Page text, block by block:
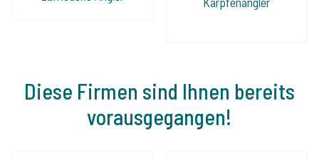
Diese Firmen sind Ihnen bereits
vorausgegangen!